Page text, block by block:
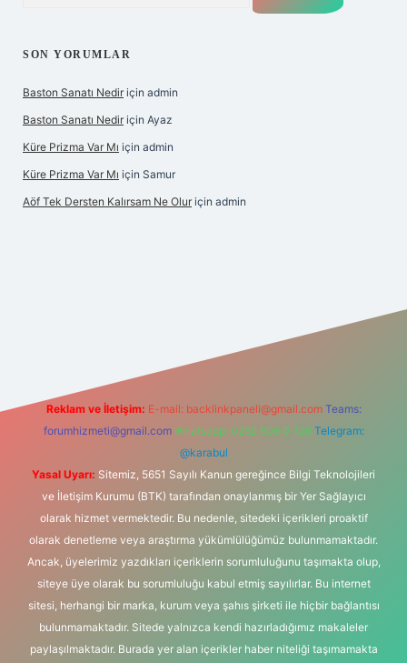
SON YORUMLAR
Baston Sanatı Nedir için admin
Baston Sanatı Nedir için Ayaz
Küre Prizma Var Mı için admin
Küre Prizma Var Mı için Samur
Aöf Tek Dersten Kalırsam Ne Olur için admin
Reklam ve İletişim: E-mail: backlinkpaneli@gmail.com Teams:
forumhizmeti@gmail.com Whatsapp: 0262 606 0 726 Telegram:
@karabul
Yasal Uyarı: Sitemiz, 5651 Sayılı Kanun gereğince Bilgi Teknolojileri
ve İletişim Kurumu (BTK) tarafından onaylanmış bir Yer Sağlayıcı
olarak hizmet vermektedir. Bu nedenle, sitedeki içerikleri proaktif
olarak denetleme veya araştırma yükümlülüğümüz bulunmamaktadır.
Ancak, üyelerimiz yazdıkları içeriklerin sorumluluğunu taşımakta olup,
siteye üye olarak bu sorumluluğu kabul etmiş sayılırlar. Bu internet
sitesi, herhangi bir marka, kurum veya şahıs şirketi ile hiçbir bağlantısı
bulunmamaktadır. Sitede yalnızca kendi hazırladığımız makaleler
paylaşılmaktadır. Burada yer alan içerikler haber niteliği taşımamakta